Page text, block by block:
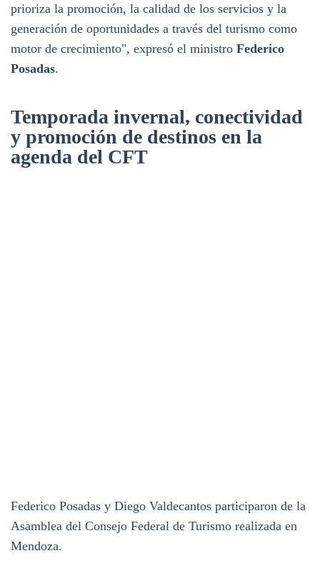
prioriza la promoción, la calidad de los servicios y la
generación de oportunidades a través del turismo como
motor de crecimiento", expresó el ministro Federico
Posadas.
Temporada invernal, conectividad
y promoción de destinos en la
agenda del CFT
Federico Posadas y Diego Valdecantos participaron de la
Asamblea del Consejo Federal de Turismo realizada en
Mendoza.